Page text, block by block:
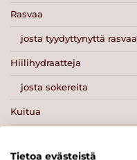
Rasvaa
josta tyydyttynyttä rasvaa
Hiilihydraatteja
josta sokereita
Kuitua
Tietoa evästeistä